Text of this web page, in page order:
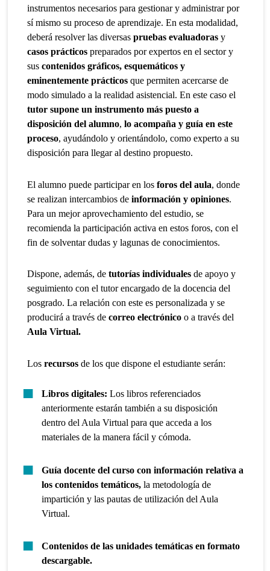
instrumentos necesarios para gestionar y administrar por
sí mismo su proceso de aprendizaje. En esta modalidad,
deberá resolver las diversaspruebas evaluadoras y
casos prácticospreparados por expertos en el sector y
suscontenidos gráficos, esquemáticos y
eminentemente prácticos que permiten acercarse de
modo simulado a la realidad asistencial. En este caso el
tutor supone un instrumento más puesto a
disposición del alumno,lo acompaña y guía en este
proceso, ayudándolo y orientándolo, como experto a su
disposición para llegar al destino propuesto.
El alumno puede participar en losforos del aula, donde
se realizan intercambios deinformación y opiniones.
Para un mejor aprovechamiento del estudio, se
recomienda la participación activa en estos foros, con el
fin de solventar dudas y lagunas de conocimientos.
Dispone, además, detutorías individuales de apoyo y
seguimiento con el tutor encargado de la docencia del
posgrado. La relación con este es personalizada y se
producirá a través decorreo electrónico o a través del
Aula Virtual.
Losrecursos de los que dispone el estudiante serán:
Libros digitales:Los libros referenciados
anteriormente estarán también a su disposición
dentro del Aula Virtual para que acceda a los
materiales de la manera fácil y cómoda.
Guía docente del curso con información relativa a
los contenidos temáticos, la metodología de
impartición y las pautas de utilización del Aula
Virtual.
Contenidos de las unidades temáticas en formato
descargable.